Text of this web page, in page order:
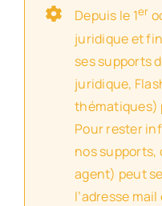
Depuis le 1er
juridique et
ses supports
juridique,
thématiques)
Pour rester
nos supports,
agent) peut
l’adresse